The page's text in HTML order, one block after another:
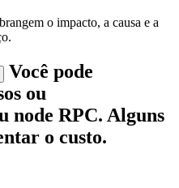
o impacto, a causa e a
Você pode
ou
node RPC. Alguns
o custo.